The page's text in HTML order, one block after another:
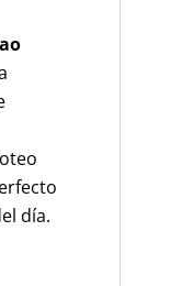
día.